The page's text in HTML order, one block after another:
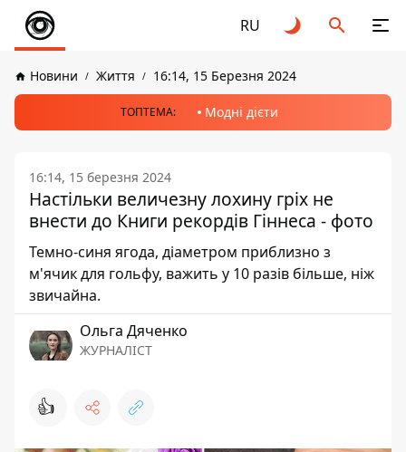
RU
Новини Життя 16:14, 15 Березня 2024
ТОПТЕМА: Модні дієти
16:14, 15 березня 2024
Настільки величезну лохину гріх не
внести до Книги рекордів Гіннеса - фото
Темно-синя ягода, діаметром приблизно з
м'ячик для гольфу, важить у 10 разів більше, ніж
звичайна.
Ольга Дяченко
ЖУРНАЛІСТ
👍